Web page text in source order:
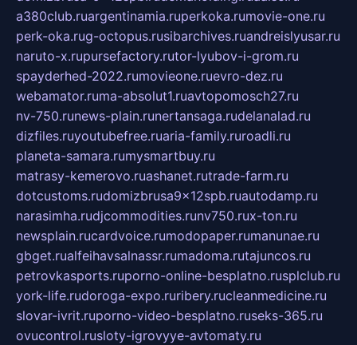
a380club.ruargentinamia.ruperkoka.rumovie-one.ru
perk-oka.rug-octopus.rusibarchives.ruandreislyusar.ru
naruto-x.rupursefactory.rutor-lyubov-i-grom.ru
spayderhed-2022.rumovieone.ruevro-dez.ru
webamator.ruma-absolut1.ruavtopomosch27.ru
nv-750.runews-plain.runertansaga.rudelanalad.ru
dizfiles.ruyoutubefree.ruaria-family.ruroadli.ru
planeta-samara.rumysmartbuy.ru
matrasy-kemerovo.ruashanet.rutrade-farm.ru
dotcustoms.rudomizbrusa9x12spb.ruautodamp.ru
narasimha.rudjcommodities.runv750.rux-ton.ru
newsplain.rucardvoice.rumodopaper.rumanunae.ru
gbget.rualfeihavsalnassr.rumadoma.rutajuncos.ru
petrovkasports.ruporno-online-besplatno.rusplclub.ru
york-life.rudoroga-expo.ruribery.rucleanmedicine.ru
slovar-ivrit.ruporno-video-besplatno.ruseks-365.ru
ovucontrol.rusloty-igrovyye-avtomaty.ru